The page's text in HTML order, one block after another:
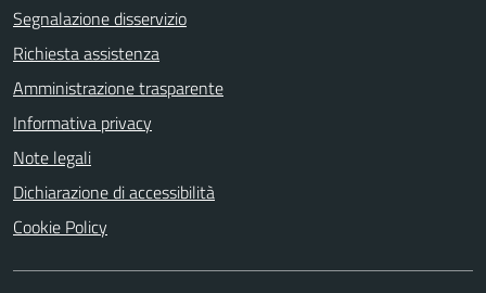
Segnalazione disservizio
Richiesta assistenza
Amministrazione trasparente
Informativa privacy
Note legali
Dichiarazione di accessibilità
Cookie Policy